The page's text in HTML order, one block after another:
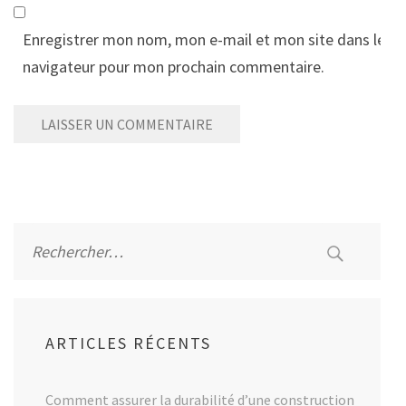
Enregistrer mon nom, mon e-mail et mon site dans le
navigateur pour mon prochain commentaire.
ARTICLES RÉCENTS
Comment assurer la durabilité d’une construction